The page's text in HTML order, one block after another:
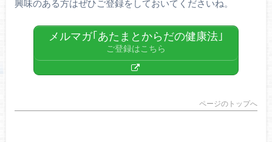
興味のある方はぜひご登録をしておいてくださいね。
メルマガ｢あたまとからだの健康法｣
ご登録はこちら
ページのトップへ